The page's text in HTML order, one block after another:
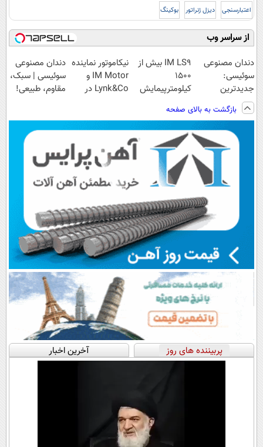
اعتبارسنجی دیزل ژنراتور بوکینگ
از سراسر وب
دندان مصنوعی
سوئیسی:
جدیدترین
فناوری اروپا،
سبک و مقاوم |
پرداخت قسطی
IM LS9 بیش از
1500
کیلومترپیمایش
نیکاموتور نماینده
IM Motor و
Lynk&Co در
دندان مصنوعی
سوئیسی | سبک،
مقاوم، طبیعی!
اقساطی😍
بازگشت به بالای صفحه
پربیننده های روز آخرین اخبار